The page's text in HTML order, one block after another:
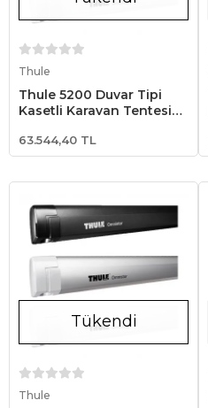
Thule
Thule 5200 Duvar Tipi
Kasetli Karavan Tentesi
63.544,40 TL
Tükendi
Thule